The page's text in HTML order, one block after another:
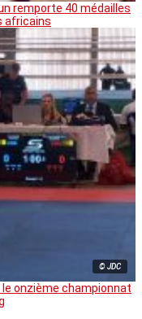
remporte 40 médailles
africains
© JDC
onzième championnat